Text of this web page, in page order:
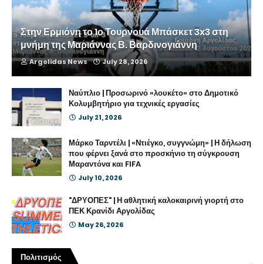
Στην Ερμιόνη το 1ο Τουρνουά Μπάσκετ 3x3 στη
μνήμη της Μαριάννας Β. Βαρδινογιάννη
Argolidas News July 28, 2026
Ναύπλιο | Προσωρινό «λουκέτο» στο Δημοτικό
Κολυμβητήριο για τεχνικές εργασίες
July 21, 2026
Μάρκο Ταρντέλι | «Ντιέγκο, συγγνώμη» | Η δήλωση
που φέρνει ξανά στο προσκήνιο τη σύγκρουση
Μαραντόνα και FIFA
July 10, 2026
"ΔΡΥΟΠΕΣ" | Η αθλητική καλοκαιρινή γιορτή στο
ΠΕΚ Κρανίδι Αργολίδας
May 26, 2026
Πολιτισμός